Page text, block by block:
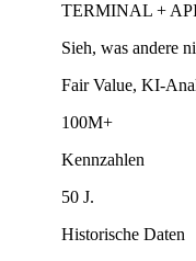
TERMINAL +
Sieh, was andere
Fair Value, KI-
100M+
Kennzahlen
50 J.
Historische Daten